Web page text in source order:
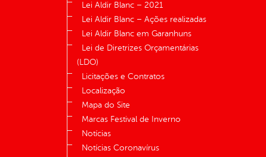
Lei Aldir Blanc – 2021
Lei Aldir Blanc – Ações realizadas
Lei Aldir Blanc em Garanhuns
Lei de Diretrizes Orçamentárias
(LDO)
Licitações e Contratos
Localização
Mapa do Site
Marcas Festival de Inverno
Notícias
Notícias Coronavírus